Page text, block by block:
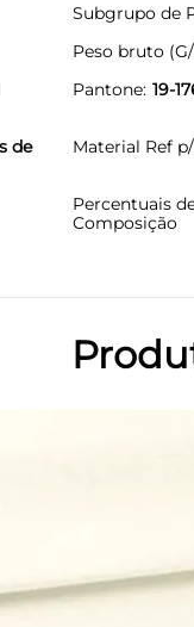
Subgrupo de
Peso bruto
Pantone 19-
de
Material Ref
Percentuais
Composição